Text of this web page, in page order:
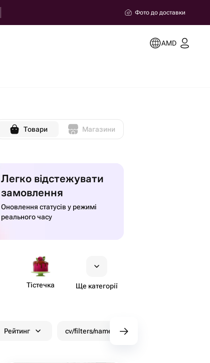
Фото до доставки
AMD
Товари Магазини
Легко відстежувати
замовлення
Оновлення статусів у режимі
реального часу
Тістечка Ще категорії
Рейтинг cv/filters/name_fast_delivery